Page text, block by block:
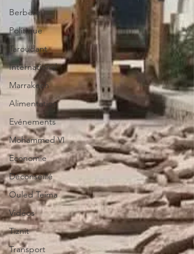
Berbère
Politique
Taroudant
International
Marrakech
Alimentation
Evénements
Mohammed VI
Economie
Déconseillé
Ouled Teima
Vidéos
Tiznit
Transport